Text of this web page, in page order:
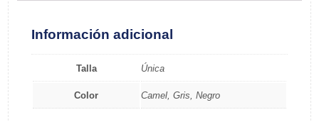
Información adicional
Talla Única
Color Camel, Gris, Negro